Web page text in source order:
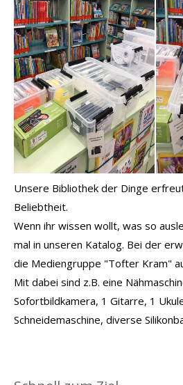
Unsere Bibliothek der Dinge
Beliebtheit.
Wenn ihr wissen wollt, was so
mal in unseren Katalog. Bei der
die Mediengruppe "Tofter Kram"
Mit dabei sind z.B. eine
Sofortbildkamera, 1 Gitarre, 1
Schneidemaschine, diverse